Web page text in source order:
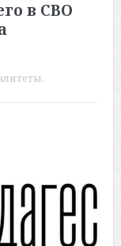
в СВО
,